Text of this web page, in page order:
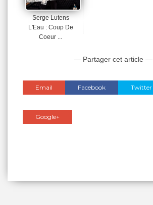
Serge Lutens
L'Eau : Coup De
Coeur ...
— Partager cet article —
Email Facebook Twitter
Google+